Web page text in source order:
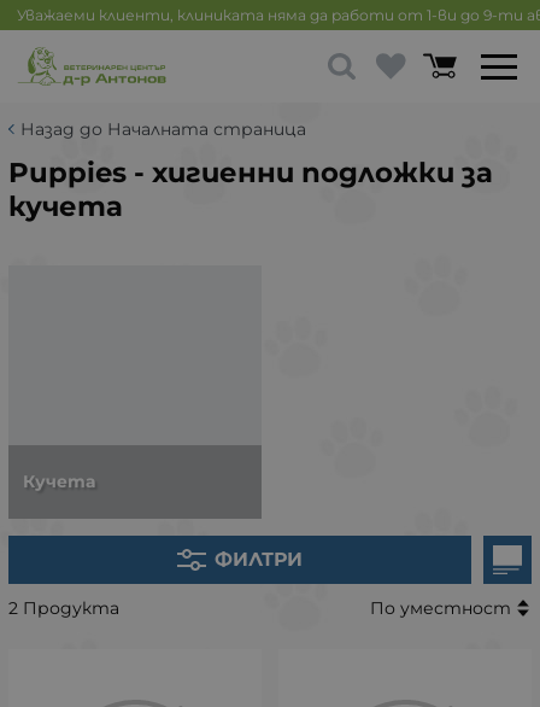
Уважаеми клиенти, клиниката няма да работи от 1-ви до 9-ти
Назад до Началната страница
Puppies - хигиенни подложки за
кучета
Кучета
ФИЛТРИ
2 Продукта По уместност